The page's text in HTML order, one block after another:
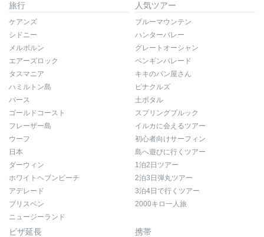
旅行
ケアンズ
シドニー
メルボルン
エアーズロック
タスマニア
ハミルトン島
パース
ゴールドコースト
フレーザー島
ウーフ
日本
ダーウィン
ホワイトヘブンビーチ
アデレード
ブリスベン
ニュージーランド
人気ツアー
ブルーマウンテン
ハンターバレー
グレートオーシャン
ペンギンパレード
キキのパン屋さん
ピナクルズ
土ボタル
スプリングブルック
イルカに会えるツアー
初心者向けサーフィン
島へ遊びに行くツアー
1泊2日ツアー
2泊3日弾丸ツアー
3泊4日で行くツアー
2000キロ一人旅
ビザ延長
携帯